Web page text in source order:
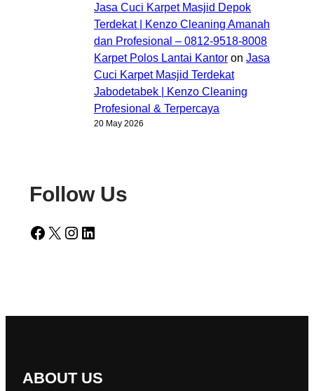
Jasa Cuci Karpet Masjid Depok
Terdekat | Kenzo Cleaning Amanah
dan Profesional – 0812-9518-8008
Karpet Polos Lantai Kantor on Jasa
Cuci Karpet Masjid Terdekat
Jabodetabek | Kenzo Cleaning
Profesional & Terpercaya
20 May 2026
Follow Us
Facebook X Instagram LinkedIn
ABOUT US